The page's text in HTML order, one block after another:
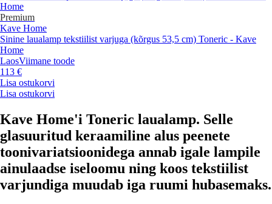
Premium
Kave Home
Sinine laualamp tekstiilist varjuga (kõrgus 53,5 cm) Toneric - Kave
Home
LaosViimane toode
113 €
Lisa ostukorvi
Lisa ostukorvi
Kave Home'i Toneric laualamp. Selle
glasuuritud keraamiline alus peenete
toonivariatsioonidega annab igale lampile
ainulaadse iseloomu ning koos tekstiilist
varjundiga muudab iga ruumi hubasemaks.